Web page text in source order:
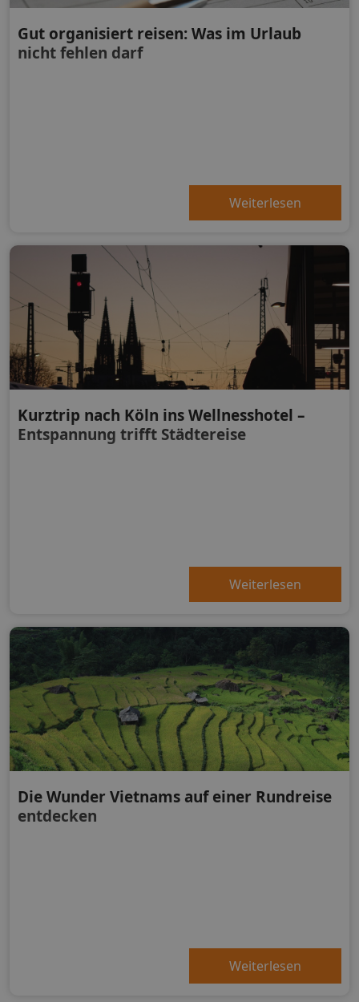
Gut organisiert reisen: Was im Urlaub
nicht fehlen darf
Weiterlesen
Kurztrip nach Köln ins Wellnesshotel –
Entspannung trifft Städtereise
Weiterlesen
Die Wunder Vietnams auf einer Rundreise
entdecken
Weiterlesen